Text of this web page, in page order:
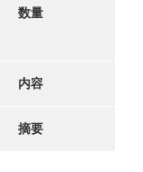
数量
内容
摘要